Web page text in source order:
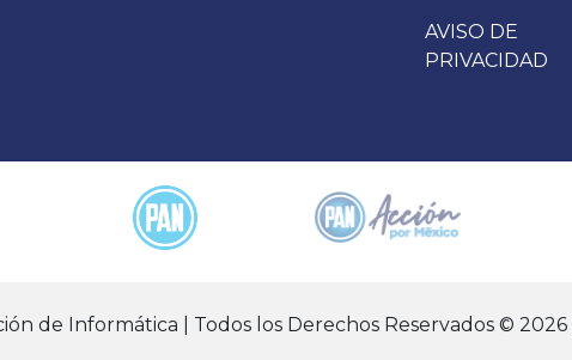
AVISO DE
PRIVACIDAD
de Informática | Todos los Derechos Reservados ©